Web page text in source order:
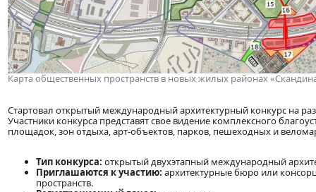
Карта общественных пространств в новых жилых районах
Стартовал открытый международный архитектурный конкурс на
Участники конкурса представят свое видение комплексного
площадок, зон отдыха, арт-объектов, парков, пешеходных и
Тип конкурса: открытый двухэтапный международный
Приглашаются к участию: архитектурные бюро или
пространств.